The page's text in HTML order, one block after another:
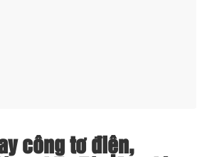
công tơ điện,